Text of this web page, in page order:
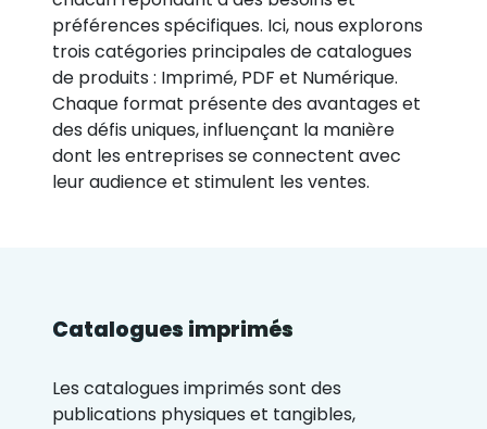
préférences spécifiques. Ici, nous explorons
trois catégories principales de catalogues
de produits : Imprimé, PDF et Numérique.
Chaque format présente des avantages et
des défis uniques, influençant la manière
dont les entreprises se connectent avec
leur audience et stimulent les ventes.
Catalogues imprimés
Les catalogues imprimés sont des
publications physiques et tangibles,